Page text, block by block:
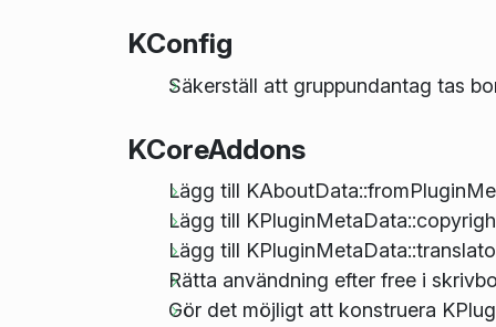
KConfig
Säkerställ att gruppundantag tas
KCoreAddons
Lägg till
Lägg till
Lägg till
Rätta användning efter free i
Gör det möjligt att konstruera